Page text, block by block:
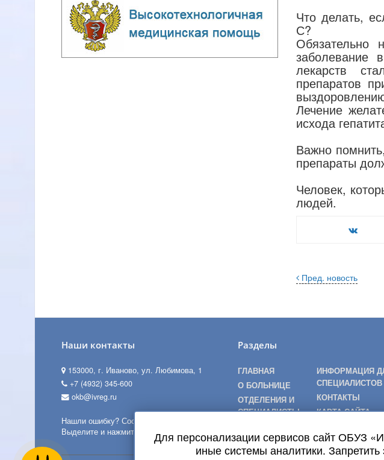
Что делать,
С?
Обязательно
заболевание
лекарств
препаратов
Лечение
исхода
Важно
препараты
Человек,
людей.
Пред. новость
Наши контакты
153000, г. Иваново, ул. Любимова, 1
+7 (4932) 345-600
okb@ivreg.ru
Нашли ошибку? Сообщите нам!
Выделите и нажмите Ctr+Enter
Разделы
ГЛАВНАЯ
О БОЛЬНИЦЕ
ОТДЕЛЕНИЯ И
СПЕЦИАЛИСТЫ
ПОСЕТИТЕЛЯМ
ИНФОРМАЦИЯ
СПЕЦИАЛИСТОВ
КОНТАКТЫ
КАРТА САЙТА
Для персонализации сервисов сайт ОБУЗ
иные системы аналитики.